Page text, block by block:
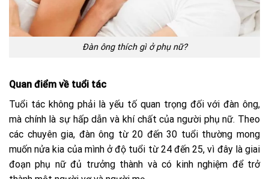
Đàn ông thích gì ở phụ nữ?
Quan điểm về tuổi tác
Tuổi tác không phải là yếu tố quan trọng đối với đàn ông,
mà chính là sự hấp dẫn và khí chất của người phụ nữ. Theo
các chuyên gia, đàn ông từ 20 đến 30 tuổi thường mong
muốn nửa kia của mình ở độ tuổi từ 24 đến 25, vì đây là giai
đoạn phụ nữ đủ trưởng thành và có kinh nghiệm để trở